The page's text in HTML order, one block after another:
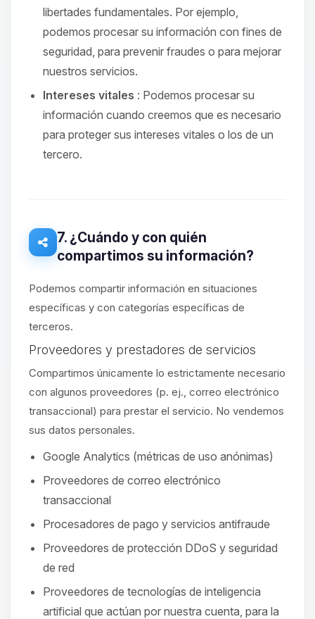
libertades fundamentales. Por ejemplo,
podemos procesar su información con fines de
seguridad, para prevenir fraudes o para mejorar
nuestros servicios.
Intereses vitales : Podemos procesar su
información cuando creemos que es necesario
para proteger sus intereses vitales o los de un
tercero.
7. ¿Cuándo y con quién
compartimos su información?
Podemos compartir información en situaciones
específicas y con categorías específicas de
terceros.
Proveedores y prestadores de servicios
Compartimos únicamente lo estrictamente necesario
con algunos proveedores (p. ej., correo electrónico
transaccional) para prestar el servicio. No vendemos
sus datos personales.
Google Analytics (métricas de uso anónimas)
Proveedores de correo electrónico
transaccional
Procesadores de pago y servicios antifraude
Proveedores de protección DDoS y seguridad
de red
Proveedores de tecnologías de inteligencia
artificial que actúan por nuestra cuenta, para la